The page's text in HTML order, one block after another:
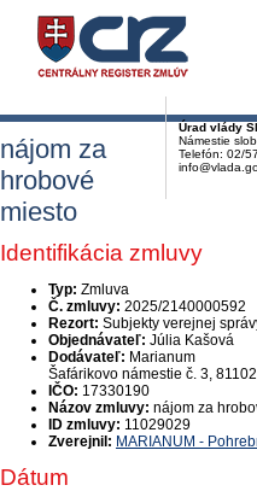
Úrad vlády
Námestie
Telefón: 02/
nájom za
hrobové
miesto
Identifikácia zmluvy
Typ: Zmluva
Č. zmluvy: 2025/2140000592
Rezort: Subjekty verejnej
Objednávateľ: Júlia Kašová
Dodávateľ: Marianum
Šafárikovo námestie č. 3,
IČO: 17330190
Názov zmluvy: nájom za
ID zmluvy: 11029029
Zverejnil: MARIANUM -
Dátum